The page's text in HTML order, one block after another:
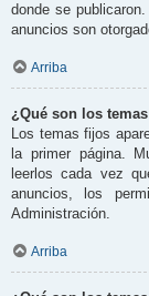
donde se
anuncios son
Arriba
¿Qué son los
Los temas fijos
la primer página.
leerlos cada vez
anuncios, los
Administración.
Arriba